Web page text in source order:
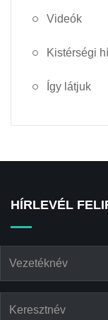
Videók
Kistérségi
Így látjuk
HÍRLEVÉL